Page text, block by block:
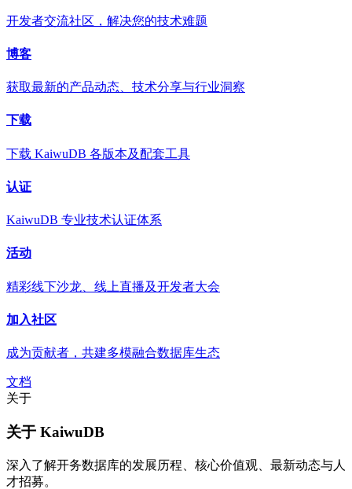
开发者交流社区，解决您的技术难题
博客
获取最新的产品动态、技术分享与行业洞察
下载
下载 KaiwuDB 各版本及配套工具
认证
KaiwuDB 专业技术认证体系
活动
精彩线下沙龙、线上直播及开发者大会
加入社区
成为贡献者，共建多模融合数据库生态
文档
关于
关于 KaiwuDB
深入了解开务数据库的发展历程、核心价值观、最新动态与人
才招募。